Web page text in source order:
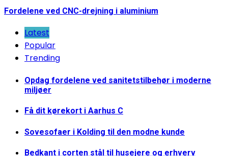
Fordelene ved CNC-drejning i aluminium
Latest
Popular
Trending
Opdag fordelene ved sanitetstilbehør i moderne
miljøer
Få dit kørekort i Aarhus C
Sovesofaer i Kolding til den modne kunde
Bedkant i corten stål til husejere og erhverv